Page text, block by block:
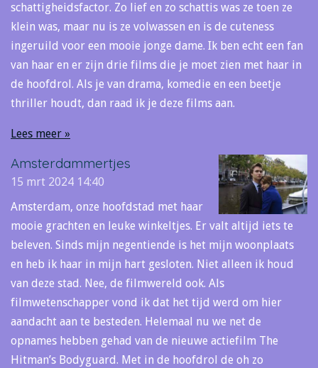
schattigheidsfactor. Zo lief en zo schattis was ze toen ze
klein was, maar nu is ze volwassen en is de cuteness
ingeruild voor een mooie jonge dame. Ik ben echt een fan
van haar en er zijn drie films die je moet zien met haar in
de hoofdrol. Als je van drama, komedie en een beetje
thriller houdt, dan raad ik je deze films aan.
Lees meer »
Amsterdammertjes
15 mrt 2024 14:40
Amsterdam, onze hoofdstad met haar
mooie grachten en leuke winkeltjes. Er valt altijd iets te
beleven. Sinds mijn negentiende is het mijn woonplaats
en heb ik haar in mijn hart gesloten. Niet alleen ik houd
van deze stad. Nee, de filmwereld ook. Als
filmwetenschapper vond ik dat het tijd werd om hier
aandacht aan te besteden. Helemaal nu we net de
opnames hebben gehad van de nieuwe actiefilm The
Hitman’s Bodyguard. Met in de hoofdrol de oh zo